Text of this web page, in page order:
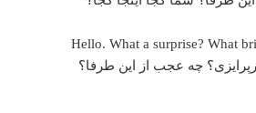
چه عجب از این طرفا؟